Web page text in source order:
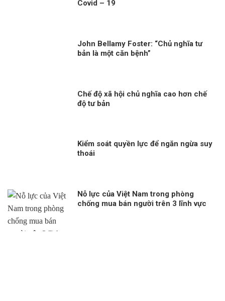
Covid – 19
John Bellamy Foster: “Chủ nghĩa tư
bản là một căn bệnh”
Chế độ xã hội chủ nghĩa cao hơn chế
độ tư bản
Kiểm soát quyền lực để ngăn ngừa suy
thoái
Nỗ lực của Việt Nam trong phòng
chống mua bán người trên 3 lĩnh vực